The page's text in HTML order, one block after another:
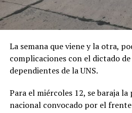
La semana que viene y la otra,
complicaciones con el dictado de
dependientes de la UNS.
Para el miércoles 12, se baraja
nacional convocado por el